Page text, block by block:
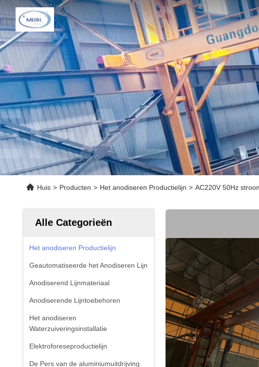
Huis > Producten > Het anodiseren Productielijn > AC220V 50Hz
Alle Categorieën
Het anodiseren Productielijn
Geautomatiseerde het Anodiseren Lijn
Anodiserend Lijnmateriaal
Anodiserende Lijntoebehoren
Het anodiseren
Waterzuiveringsinstallatie
Elektroforeseproductielijn
De Pers van de aluminiumuitdrijving